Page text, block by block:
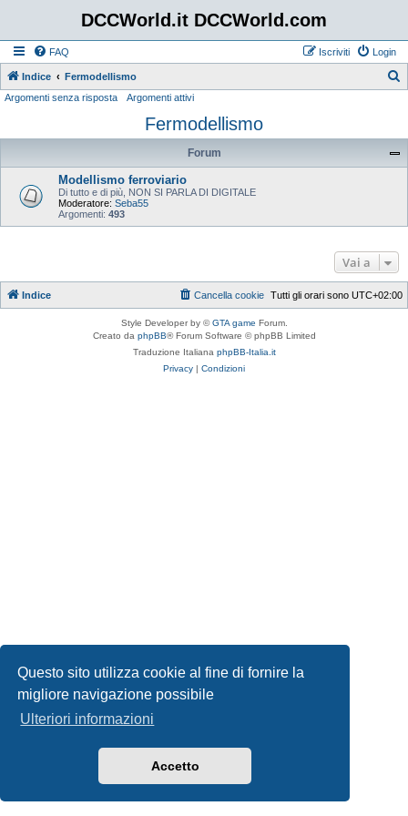
Questo sito utilizza cookie al fine di fornire la
migliore navigazione possibile
Ulteriori informazioni
Accetto
DCCWorld.it DCCWorld.com
FAQ Login
Iscriviti
Indice Fermodellismo
c
Argomenti senza risposta Argomenti attivi
Fermodellismo
Forum
Modellismo ferroviario
Di tutto e di più, NON SI PARLA DI DIGITALE
Moderatore: Seba55
Argomenti: 493
Vai a
Indice Tutti gli orari sono UTC+02:00
Cancella cookie
Style Developer by ©GTA game Forum.
Creato da phpBB® Forum Software © phpBB Limited
Traduzione Italiana phpBB-Italia.it
Privacy | Condizioni